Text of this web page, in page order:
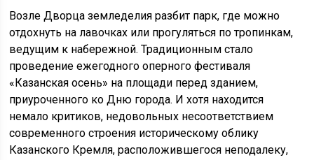
Возле Дворца земледелия разбит парк, где можно
отдохнуть на лавочках или прогуляться по тропинкам,
ведущим к набережной. Традиционным стало
проведение ежегодного оперного фестиваля
«Казанская осень» на площади перед зданием,
приуроченного ко Дню города. И хотя находится
немало критиков, недовольных несоответствием
современного строения историческому облику
Казанского Кремля, расположившегося неподалеку,